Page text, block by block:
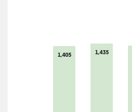
1,405 1,435